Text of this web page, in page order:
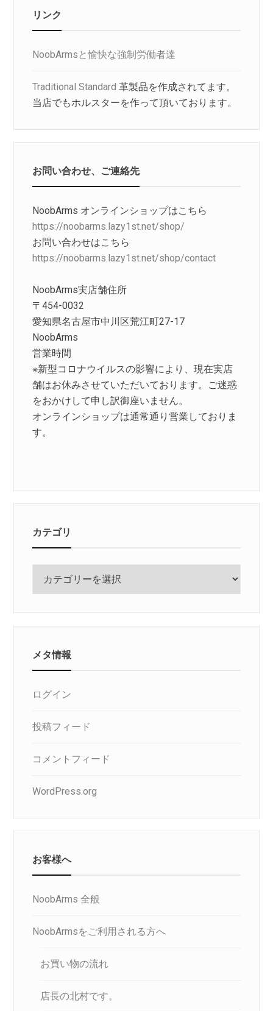
リンク
NoobArmsと愉快な強制労働者達
Traditional Standard 革製品を作成されてます。
当店でもホルスターを作って頂いております。
お問い合わせ、ご連絡先
NoobArms オンラインショップはこちら
https://noobarms.lazy1st.net/shop/
お問い合わせはこちら
https://noobarms.lazy1st.net/shop/contact
NoobArms実店舗住所
〒454-0032
愛知県名古屋市中川区荒江町27-17
NoobArms
営業時間
※新型コロナウイルスの影響により、現在実店
舗はお休みさせていただいております。ご迷惑
をおかけして申し訳御座いません。
オンラインショップは通常通り営業しておりま
す。
カテゴリ
メタ情報
ログイン
投稿フィード
コメントフィード
WordPress.org
お客様へ
NoobArms 全般
NoobArmsをご利用される方へ
お買い物の流れ
店長の北村です。